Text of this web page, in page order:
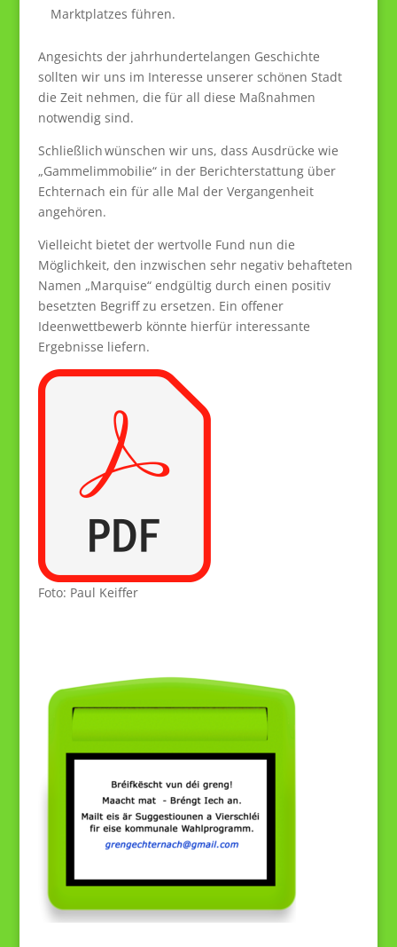
Marktplatzes führen.
Angesichts der jahrhundertelangen Geschichte
sollten wir uns im Interesse unserer schönen Stadt
die Zeit nehmen, die für all diese Maßnahmen
notwendig sind.
Schließlich wünschen wir uns, dass Ausdrücke wie
„Gammelimmobilie“ in der Berichterstattung über
Echternach ein für alle Mal der Vergangenheit
angehören.
Vielleicht bietet der wertvolle Fund nun die
Möglichkeit, den inzwischen sehr negativ behafteten
Namen „Marquise“ endgültig durch einen positiv
besetzten Begriff zu ersetzen. Ein offener
Ideenwettbewerb könnte hierfür interessante
Ergebnisse liefern.
Foto: Paul Keiffer